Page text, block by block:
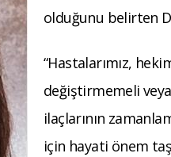
olduğunu belirten
“Hastalarımız,
değiştirmemeli
ilaçlarının
için hayati önem